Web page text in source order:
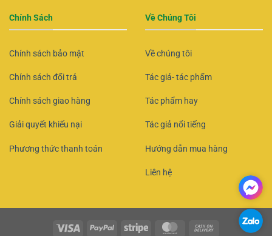
Chính Sách
Chính sách bảo mật
Chính sách đổi trả
Chính sách giao hàng
Giải quyết khiếu nại
Phương thức thanh toán
Về Chúng Tôi
Về chúng tôi
Tác giả- tác phẩm
Tác phẩm hay
Tác giả nổi tiếng
Hướng dẫn mua hàng
Liên hệ